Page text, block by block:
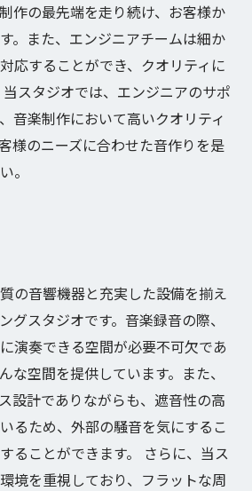
作の最先端を走り続け、お客様か
。また、エンジニアチームは細か
応することができ、クオリティに
スタジオでは、エンジニアのサポ
音楽制作において高いクオリティ
様のニーズに合わせた音作りを是
。
の音響機器と充実した設備を揃え
グスタジオです。音楽録音の際、
演奏できる空間が必要不可欠であ
な空間を提供しています。また、
設計でありながらも、遮音性の高
るため、外部の騒音を気にするこ
ることができます。 さらに、当ス
境を重視しており、フラットな周